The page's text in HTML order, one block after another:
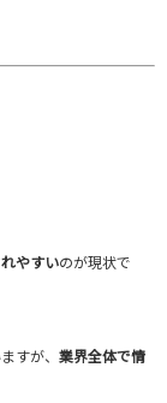
やすいのが現状で
すが、 業界全体で情